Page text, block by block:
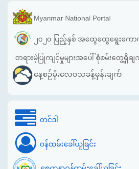
Myanmar National Portal
၂၀၂၀ ပြည့်နှစ် အထွေထွေရွေးကေ
တရားမဲ့ပြုကျင့်မှုများအပေါ် စုံစမ်းတွေ့ရှိချ
နေ့စဉ်မိုးလေဝသခန့်မှန်းချက်
တင်ဒါ
ဝန်ထမ်းခေါ်ယူခြင်း